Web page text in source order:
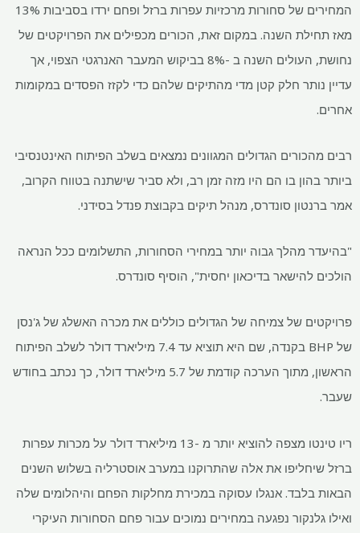
המחירים של סחורות מרכזיות עפרות ברזל ופחם ירדו בסביבות 13%
מאז תחילת השנה. במקום זאת, הכורים מכפילים את הפרויקטים של
נחושת, העולים השנה ב -8% בביקוש המעבר האנרגטי הצפוי, אך
עדיין נותר חלק קטן מדי מהתיקים שלהם כדי לקזז הפסדים במקומות
אחרים.
רבים מהכורים הגדולים המגוונים נמצאים בשלב הפיתוח האינטנסיבי
ביותר בהון בו הם היו מזה זמן רב, ולא סביר שישתנה בטווח הקרוב,
אמר ברנטון סונדרס, מנהל תיקים בקבוצת פנדל בסידני.
"בהיעדר מהלך גבוה יותר במחירי הסחורות, התשלומים ככל הנראה
הולכים להישאר בדיכאון יחסית", הוסיף סונדרס.
פרויקטים של צמיחה של הגדולים כוללים את מכרה האשלג של ג'נסן
של BHP בקנדה, שם היא תוציא עד 7.4 מיליארד דולר לשלב הפיתוח
הראשון, מתוך הערכה קודמת של 5.7 מיליארד דולר, כך נכתב בחודש
שעבר.
ריו טינטו מצפה להוציא יותר מ -13 מיליארד דולר על מכרות עפרות
ברזל שיחליפו את אלה שהתרוקנו במערב אוסטרליה בשלוש השנים
הבאות בלבד. אנגלו עסוקה במכירת מחלקות הפחם והיהלומים שלה
ואילו גלנקור נפגעה במחירים נמוכים עבור פחם הסחורות העיקרי